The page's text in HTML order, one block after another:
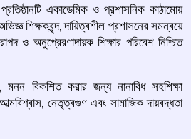
একাডেমিক ও প্রশাসনিক কাঠামোয়
শিক্ষকবৃন্দ, দায়িত্বশীল প্রশাসনের সমন্বয়ে
ও অনুপ্রেরণাদায়ক শিক্ষার পরিবেশ নিশ্চিত
মনন বিকশিত করার জন্য নানাবিধ সহশিক্ষা
আত্মবিশ্বাস, নেতৃত্বগুণ এবং সামাজিক দায়বদ্ধতা